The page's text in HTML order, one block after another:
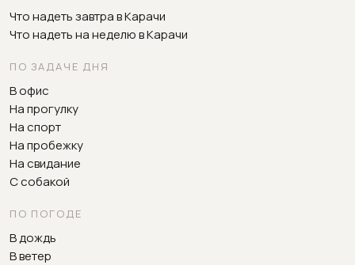
Что надеть завтра в Карачи
Что надеть на неделю в Карачи
ПО ЗАДАЧЕ ДНЯ
В офис
На прогулку
На спорт
На пробежку
На свидание
С собакой
ПО ПОГОДЕ
В дождь
В ветер